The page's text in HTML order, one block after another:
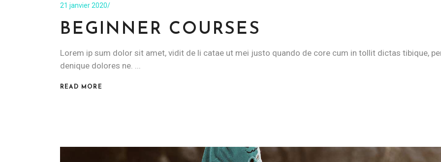
21 janvier 2020
BEGINNER COURSES
Lorem ip sum dolor sit amet, vidit de li catae ut mei justo quando de core cum in tollit dictas tibique,
denique dolores ne.
READ MORE